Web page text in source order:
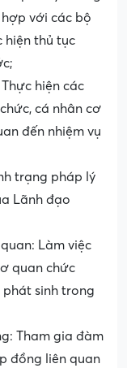
với các bộ
hiện thủ tục
hiện các
cá nhân cơ
đến nhiệm vụ
trạng pháp lý
Lãnh đạo
Làm việc
quan chức
sinh trong
Tham gia đàm
đồng liên quan